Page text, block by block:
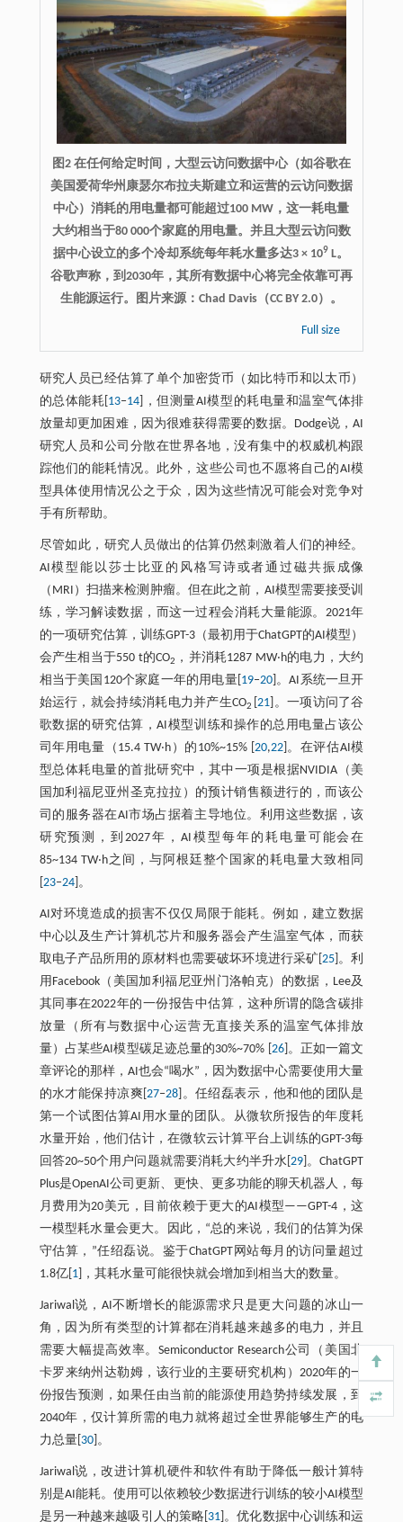
图2 在任何给定时间，大型云访问数据中心（如谷歌在
美国爱荷华州康瑟尔布拉夫斯建立和运营的云访问数据
中心）消耗的用电量都可能超过100 MW，这一耗电量
大约相当于80 000个家庭的用电量。并且大型云访问数
据中心设立的多个冷却系统每年耗水量多达3 × 109 L。
谷歌声称，到2030年，其所有数据中心将完全依靠可再
生能源运行。图片来源：Chad Davis（CC BY 2.0）。
Full size
研究人员已经估算了单个加密货币（如比特币和以太币）
的总体能耗[ 13‒14 ]，但测量AI模型的耗电量和温室气体排
放量却更加困难，因为很难获得需要的数据。Dodge说，AI
研究人员和公司分散在世界各地，没有集中的权威机构跟
踪他们的能耗情况。此外，这些公司也不愿将自己的AI模
型具体使用情况公之于众，因为这些情况可能会对竞争对
手有所帮助。
尽管如此，研究人员做出的估算仍然刺激着人们的神经。
AI模型能以莎士比亚的风格写诗或者通过磁共振成像
（MRI）扫描来检测肿瘤。但在此之前，AI模型需要接受训
练，学习解读数据，而这一过程会消耗大量能源。2021年
的一项研究估算，训练GPT-3（最初用于ChatGPT的AI模型）
会产生相当于550 t的CO2
，并消耗1287 MW‧h的电力，大约
相当于美国120个家庭一年的用电量[ 19‒20]。AI系统一旦开
始运行，就会持续消耗电力并产生CO2 [21 ]。一项访问了谷
歌数据的研究估算，AI模型训练和操作的总用电量占该公
司年用电量（15.4 TW‧h）的10%~15% [ 20,22]。在评估AI模
型总体耗电量的首批研究中，其中一项是根据NVIDIA（美
国加利福尼亚州圣克拉拉）的预计销售额进行的，而该公
司的服务器在AI市场占据着主导地位。利用这些数据，该
研究预测，到2027年，AI模型每年的耗电量可能会在
85~134 TW‧h之间，与阿根廷整个国家的耗电量大致相同
23‒24]。
AI对环境造成的损害不仅仅局限于能耗。例如，建立数据
中心以及生产计算机芯片和服务器会产生温室气体，而获
取电子产品所用的原材料也需要破坏环境进行采矿[25 ]。利
用Facebook（美国加利福尼亚州门洛帕克）的数据，Lee及
其同事在2022年的一份报告中估算，这种所谓的隐含碳排
放量（所有与数据中心运营无直接关系的温室气体排放
量）占某些AI模型碳足迹总量的30%~70% [ 26]。正如一篇文
章评论的那样，AI也会“喝水”，因为数据中心需要使用大量
的水才能保持凉爽[27‒28 ]。任绍磊表示，他和他的团队是
第一个试图估算AI用水量的团队。从微软所报告的年度耗
水量开始，他们估计，在微软云计算平台上训练的GPT-3每
回答20~50个用户问题就需要消耗大约半升水[29 ]。ChatGPT
Plus是OpenAI公司更新、更快、更多功能的聊天机器人，每
月费用为20美元，目前依赖于更大的AI模型——GPT-4，这
一模型耗水量会更大。因此，“总的来说，我们的估算为保
守估算，”任绍磊说。鉴于ChatGPT网站每月的访问量超过
1.8亿[ 1]，其耗水量可能很快就会增加到相当大的数量。
Jariwal说，AI不断增长的能源需求只是更大问题的冰山一
角，因为所有类型的计算都在消耗越来越多的电力，并且
需要大幅提高效率。Semiconductor Research公司（美国北
卡罗来纳州达勒姆，该行业的主要研究机构）2020年的一
份报告预测，如果任由当前的能源使用趋势持续发展，到
2040年，仅计算所需的电力就将超过全世界能够生产的电
力总量[ 30]。
Jariwal说，改进计算机硬件和软件有助于降低一般计算特
别是AI能耗。使用可以依赖较少数据进行训练的较小AI模型
是另一种越来越吸引人的策略[ 31 ]。优化数据中心训练和运